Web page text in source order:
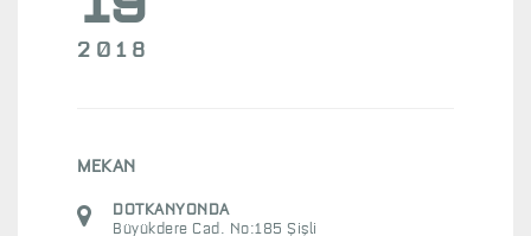
dünyasında kendi hayatlarının kahramanı
olmaya çalışan Max ve en yakın arkadaşı
tepetaklak oluyor.
ZEYNEP AKSOY – Sanat Atak, 9 Kasım 2018
2018
MEKAN
DOTKANYONDA
Büyükdere Cad. No:185 Şişli